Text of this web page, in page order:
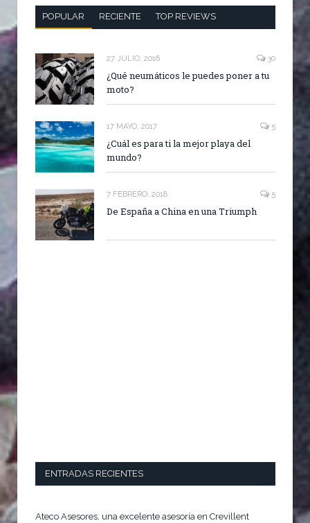
POPULAR RECIENTE TOP REVIEWS
27 JULIO, 2016 30
¿Qué neumáticos le puedes poner a tu
moto?
17 MAYO, 2017 5
¿Cuál es para ti la mejor playa del
mundo?
7 FEBRERO, 2018 5
De España a China en una Triumph
ENTRADAS RECIENTES
Ateco Asesores, una excelente asesoría en Crevillent